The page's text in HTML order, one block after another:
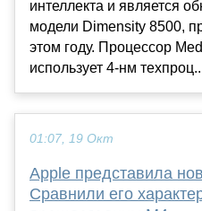
интеллекта и является
модели Dimensity 8500,
этом году. Процессор
использует 4-нм
01:07, 19 Окт
Apple представила
Сравнили его